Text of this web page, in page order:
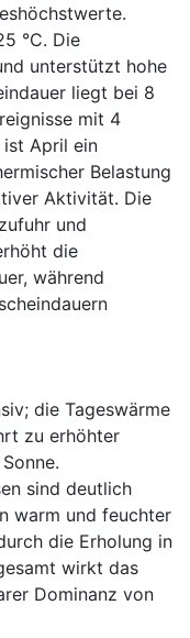
°C. Die
unterstützt hohe
liegt bei 8
mit 4
ist April ein
Belastung
Aktivität. Die
und
die
während
die Tageswärme
zu erhöhter
sind deutlich
warm und feuchter
die Erholung in
wirkt das
Dominanz von